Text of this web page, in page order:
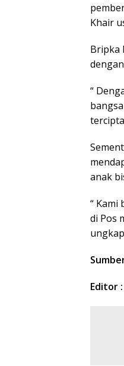
Khair
Bripka
“
anak
“
di Pos
Editor